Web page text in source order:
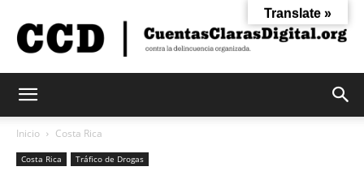
Inicio Costa Rica
Costa Rica Tráfico de Drogas
Translate »